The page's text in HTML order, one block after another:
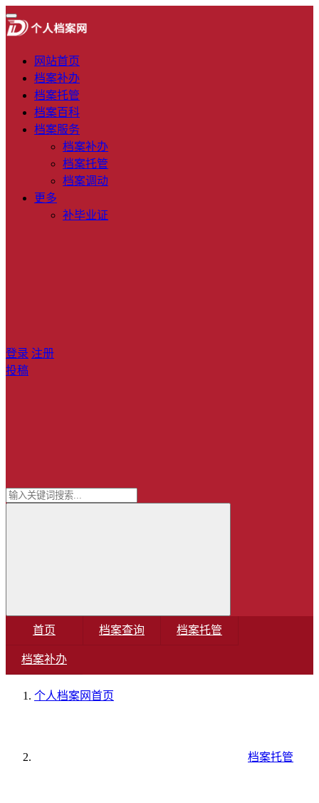
网站首页
档案补办
档案托管
档案百科
档案服务
档案补办
档案托管
档案调动
更多
补毕业证
登录 注册
投稿
首页 档案查询 档案托管
档案补办
个人档案网首页
档案托管